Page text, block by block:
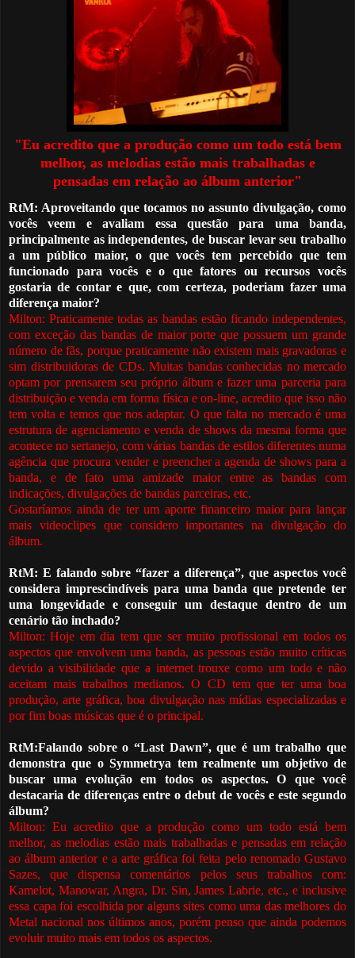
"Eu acredito que a produção como um todo está bem
melhor, as melodias estão mais trabalhadas e
pensadas em relação ao álbum anterior"
RtM: Aproveitando que tocamos no assunto divulgação, como
vocêsveem e avaliam essa questão para uma banda,
principalmente as independentes, de buscar levar seu trabalho
a um público maior, o que vocês tem percebido que tem
funcionado para vocês e o que fatores ou recursos vocês
gostaria de contar e que, com certeza, poderiam fazer uma
diferença maior?
Milton: Praticamente todas as bandas estão ficando independentes,
com exceção das bandas de maior porte que possuem um grande
número de fãs, porque praticamente não existem mais gravadoras e
sim distribuidoras de CDs. Muitas bandas conhecidas no mercado
optam por prensarem seu próprio álbum e fazer uma parceria para
distribuição e venda em forma física e on-line, acredito que isso não
tem volta e temos que nos adaptar. O que falta no mercado éuma
estrutura de agenciamento e venda de shows da mesma forma que
acontece no sertanejo, com várias bandas de estilos diferentes numa
agência que procura vender e preencher a agenda de shows para a
banda, e de fato uma amizade maior entre as bandas com
indicações, divulgações de bandas parceiras, etc.
Gostaríamos ainda de ter um aporte financeiro maior para lançar
mais videoclipes que considero importantes na divulgação do
álbum.
RtM: E falando sobre “fazer a diferença”, que aspectos você
considera imprescindíveis para uma banda que pretende ter
uma longevidade e conseguir um destaque dentro de um
cenário tão inchado?
Milton: Hoje em dia tem que ser muito profissional em todos os
aspectos que envolvem uma banda, as pessoas estão muito críticas
devido a visibilidade que a internet trouxe como um todo e não
aceitam mais trabalhos medianos. O CD tem que ter uma boa
produção, arte gráfica, boa divulgação nas mídias especializadas e
por fim boas músicas que é o principal.
RtM:Falando sobre o “Last Dawn”, que é um trabalho que
demonstra que o Symmetrya tem realmente um objetivo de
buscar uma evolução em todos os aspectos. O que você
destacaria de diferenças entre o debut de vocês e este segundo
álbum?
Milton: Eu acredito que a produção como um todo está bem
melhor, as melodias estão mais trabalhadas e pensadas em relação
ao álbum anterior e a arte gráfica foi feita pelo renomado Gustavo
Sazes, que dispensa comentários pelos seus trabalhos com:
Kamelot, Manowar, Angra, Dr. Sin, James Labrie, etc., e inclusive
essa capa foi escolhida por alguns sites como uma das melhores do
Metal nacional nos últimos anos, porém penso que ainda podemos
evoluir muito mais em todos os aspectos.